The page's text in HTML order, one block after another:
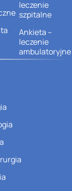
leczenie
szpitalne
Ankieta –
leczenie
ambulatoryjne